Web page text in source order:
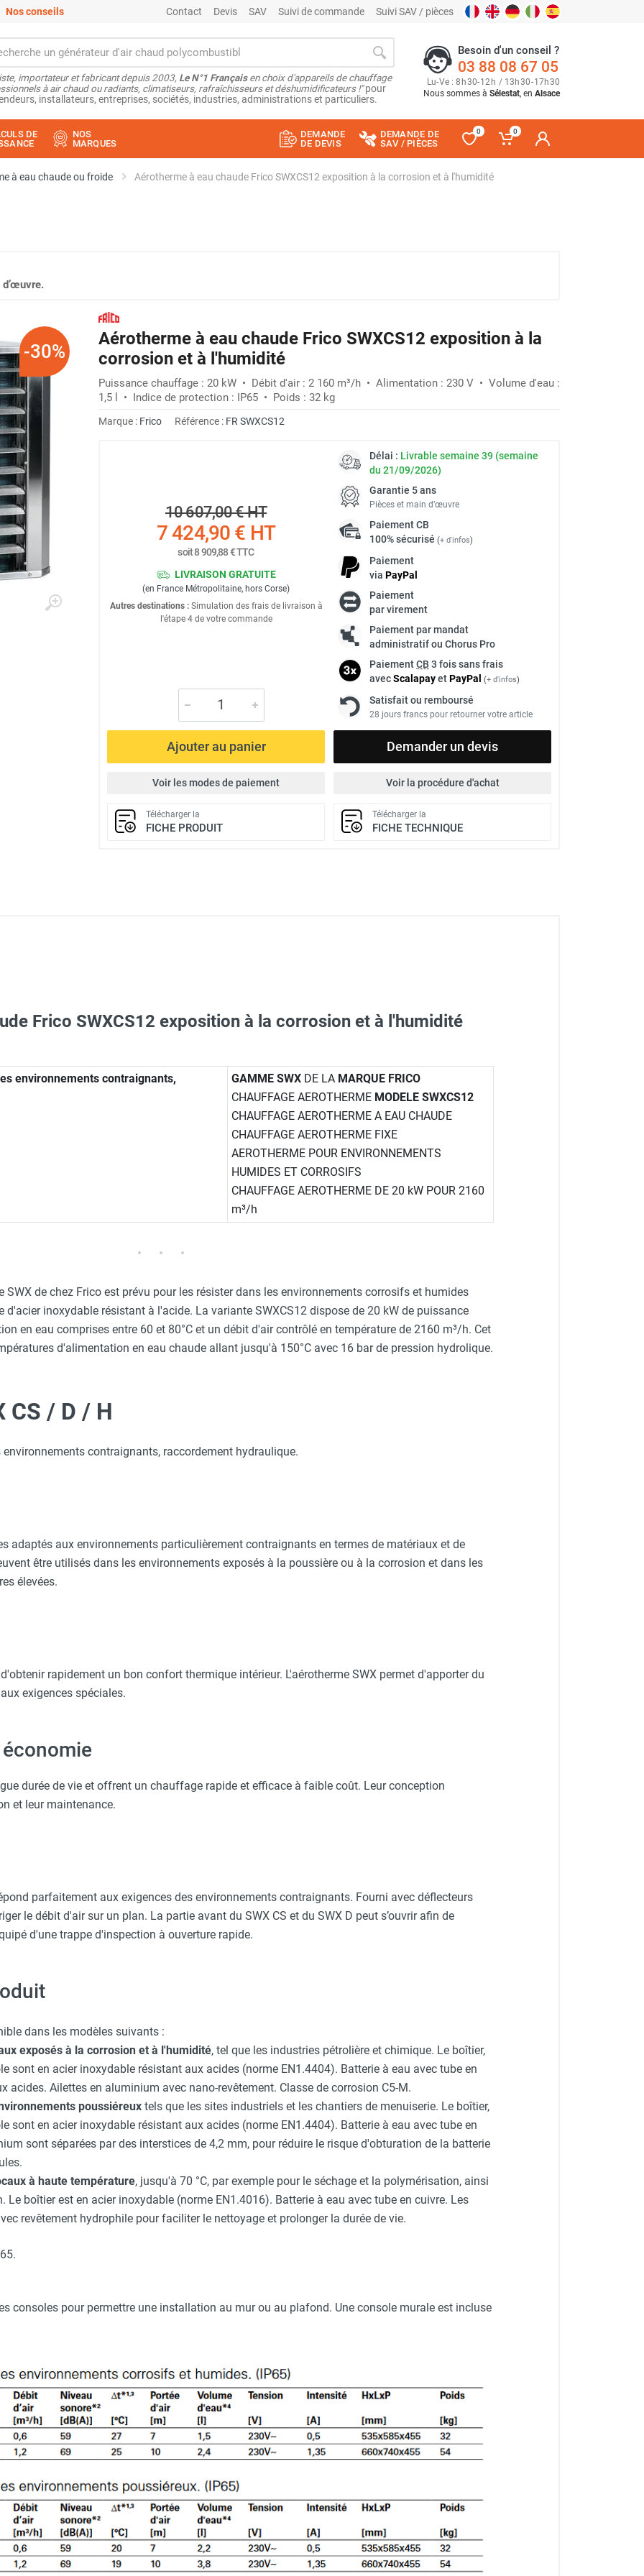
Nos conseils Contact Devis SAV Suivi de commande Suivi SAV / pièces
importateur et fabricant depuis 2003, Le N°1 Françaisen choix d'appareils de chauffage
à air chaud ou radiants, climatiseurs, rafraîchisseurs et déshumidificateurs !"pour
installateurs, entreprises, sociétés, industries, administrations et particuliers.
Besoin d'un conseil ?
03 88 08 67 05
Lu-Ve : 8h30-12h / 13h30-17h30
Nous sommes à Sélestat, en Alsace
DE
NOS
MARQUES
DEMANDE
DE DEVIS
DEMANDE DE
SAV / PIÈCES
0 0
à eau chaude ou froide Aérotherme à eau chaude Frico SWXCS12 exposition à la corrosion et à l'humidité
-30%
Aérotherme à eau chaude Frico SWXCS12 exposition à la
corrosion et à l'humidité
Puissance chauffage : 20 kW • Débit d'air : 2 160 m³/h • Alimentation : 230 V • Volume d'eau :
1,5 l • Indice de protection : IP65 • Poids : 32 kg
Marque : Frico Référence : FR SWXCS12
10 607,00 €HT
7 424,90 € HT
soit8 909,88 €TTC
LIVRAISON GRATUITE
(en France Métropolitaine, hors Corse)
Autres destinations :Simulation des frais de livraison à
l'étape 4 de votre commande
Délai : Livrable semaine 39 (semaine
du 21/09/2026)
Garantie 5 ans
Pièces et main d’œuvre
PaiementCB
100% sécurisé (+ d'infos)
Paiement
via PayPal
Paiement
par virement
Paiement par mandat
administratif ou Chorus Pro
PaiementCB 3 fois sans frais
avecScalapayetPayPal (+ d'infos)
Satisfait ou remboursé
28 jours francs pour retourner votre article
Ajouter au panier Demander un devis
Voir les modes de paiement Voir la procédure d'achat
Télécharger la
FICHE PRODUIT
Télécharger la
FICHE TECHNIQUE
GCSi-32 - Gamme teritaire et industrielle - GWTECH
réglage interne KRT1900 - FRICO
S - HUSQVARNA
protège-menton Smartguard PE 10H - HUSQVARNA
L - HUSQVARNA
Frico SWXCS12 exposition à la corrosion et à l'humidité
environnements contraignants,
GAMME SWX DE LA MARQUE FRICO
CHAUFFAGE AEROTHERME MODELE SWXCS12
CHAUFFAGE AEROTHERME A EAU CHAUDE
CHAUFFAGE AEROTHERME FIXE
AEROTHERME POUR ENVIRONNEMENTS
HUMIDES ET CORROSIFS
CHAUFFAGE AEROTHERME DE 20 kW POUR 2160
m³/h
SWX de chez Frico est prévu pour les résister dans les environnements corrosifs et humides
d'acier inoxydable résistant à l'acide. La variante SWXCS12 dispose de 20 kW de puissance
en eau comprises entre 60 et 80°C et un débit d'air contrôlé en température de 2160 m³/h. Cet
d'alimentation en eau chaude allant jusqu'à 150°C avec 16 bar de pression hydrolique.
CS / D / H
contraignants, raccordement hydraulique.
adaptés aux environnements particulièrement contraignants en termes de matériaux et de
être utilisés dans les environnements exposés à la poussière ou à la corrosion et dans les
élevées.
rapidement un bon confort thermique intérieur. L'aérotherme SWX permet d'apporter du
exigences spéciales.
durée de vie et offrent un chauffage rapide et efficace à faible coût. Leur conception
et leur maintenance.
parfaitement aux exigences des environnements contraignants. Fourni avec déflecteurs
le débit d'air sur un plan. La partie avant du SWX CS et du SWX D peut s’ouvrir afin de
d'une trappe d'inspection à ouverture rapide.
dans les modèles suivants :
exposés à la corrosion et à l'humidité, tel que les industries pétrolière et chimique. Le boîtier,
sont en acier inoxydable résistant aux acides (norme EN1.4404). Batterie à eau avec tube en
acides. Ailettes en aluminium avec nano-revêtement. Classe de corrosion C5-M.
poussiéreux tels que les sites industriels et les chantiers de menuiserie. Le boîtier,
sont en acier inoxydable résistant aux acides (norme EN1.4404). Batterie à eau avec tube en
sont séparées par des interstices de 4,2 mm, pour réduire le risque d'obturation de la batterie
à haute température, jusqu'à 70 °C, par exemple pour le séchage et la polymérisation, ainsi
boîtier est en acier inoxydable (norme EN1.4016). Batterie à eau avec tube en cuivre. Les
revêtement hydrophile pour faciliter le nettoyage et prolonger la durée de vie.
consoles pour permettre une installation au mur ou au plafond. Une console murale est incluse